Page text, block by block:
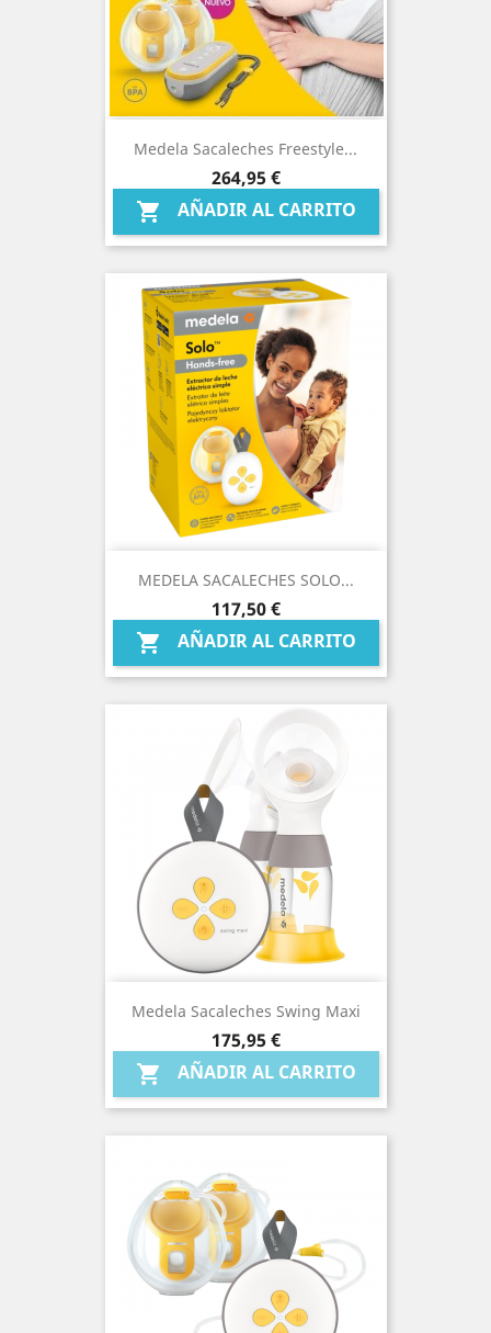
Medela Sacaleches Freestyle...
Precio
264,95 €
 AÑADIR AL CARRITO
MEDELA SACALECHES SOLO...
Precio
117,50 €
 AÑADIR AL CARRITO
Medela Sacaleches Swing Maxi
Precio
175,95 €
 AÑADIR AL CARRITO